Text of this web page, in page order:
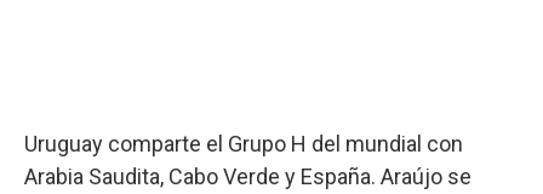
Uruguay comparte el Grupo H del mundial con
Arabia Saudita, Cabo Verde y España. Araújo se